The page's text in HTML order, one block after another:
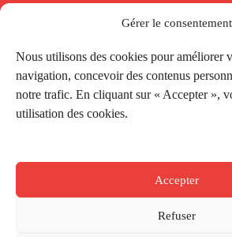
Gérer le consentement
Nous utilisons des cookies pour améliorer
navigation, concevoir des contenus
notre trafic. En cliquant sur « Accepter »,
utilisation des cookies.
Accepter
Refuser
Conditions générales de vente
Réductions de la Carte Côté Courrier
Application